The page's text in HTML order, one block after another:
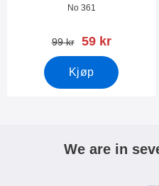
Varenummer 38960
No 361
gammel pris
99 kr ny pris
59 kr
Kjøp
We are in